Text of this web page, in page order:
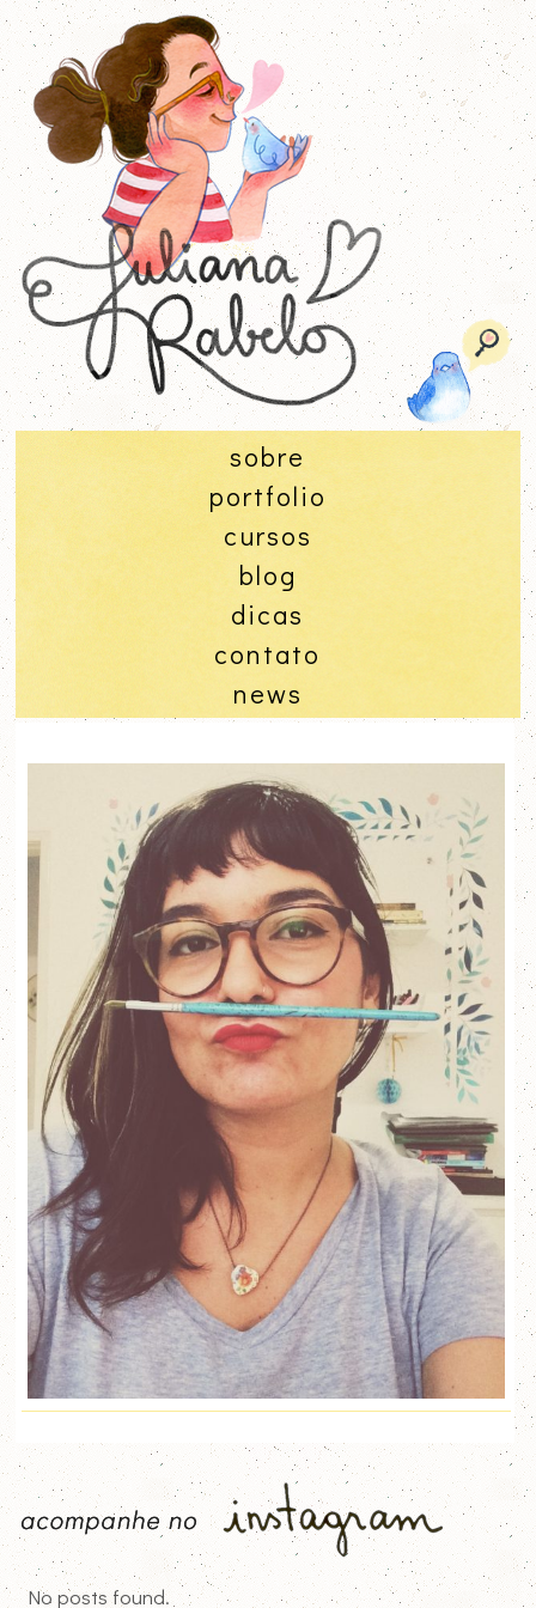
sobre
portfolio
cursos
blog
dicas
contato
news
No posts found.